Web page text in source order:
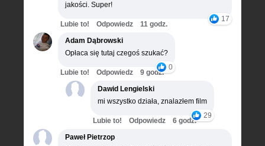
jakości. Super!
17
Lubie to! Odpowiedz
11 godz.
Adam Dąbrowski
Opłaca się tutaj czegoś szukać?
0
Lubie to! Odpowiedz
9 godz.
Dawid Lengielski
mi wszystko działa, znalazłem film
29
Lubie to! Odpowiedz
6 godz.
Paweł Pietrzop